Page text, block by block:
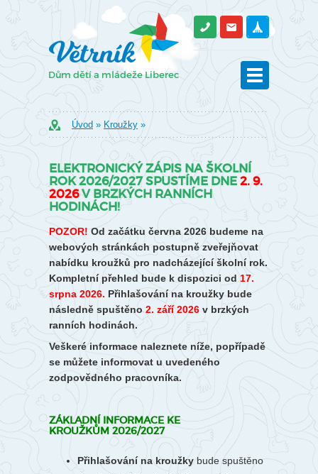
Úvod » Kroužky »
ELEKTRONICKÝ ZÁPIS NA ŠKOLNÍ
ROK 2026/2027 SPUSTÍME DNE2. 9.
2026V BRZKÝCH RANNÍCH
HODINÁCH!
POZOR! Od začátku června 2026 budeme na
webových stránkách postupně zveřejňovat
nabídku kroužků pro nadcházející školní rok.
Kompletní přehled bude k dispozici od 17.
srpna 2026. Přihlašování na kroužky bude
následně spuštěno 2. září 2026 v brzkých
ranních hodinách.
Veškeré informace naleznete níže, popřípadě
se můžete informovat u uvedeného
zodpovědného pracovníka.
ZÁKLADNÍ INFORMACE KE
KROUŽKŮM 2026/2027
Přihlašování na kroužky bude spuštěno